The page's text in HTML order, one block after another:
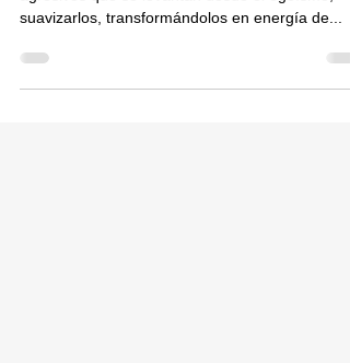
He ahí el programa: controlar todos los ímpetus
suavizarlos, transformándolos en energía de...